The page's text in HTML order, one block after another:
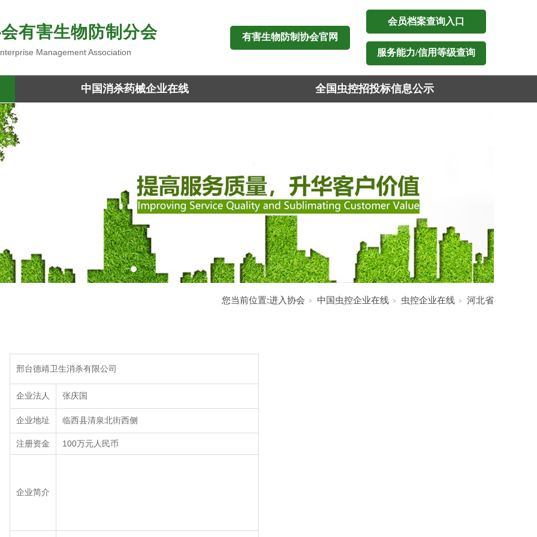
有害生物防制分会 有害生物防制协会官网
Management Association 服务能力/信用等级查询
会员档案查询入口
中国消杀药械企业在线 全国虫控招投标信息公示
您当前位置:进入协会 中国虫控企业在线 虫控企业在线 河北省
邢台德靖卫生消杀有限公司
企业法人 张庆国
企业地址 临西县清泉北街西侧
注册资金 100万元人民币
企业简介